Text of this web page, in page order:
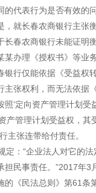
的代表行为是否有效的
，就长春农商银行主张
长春农商银行未能证明
某办理《授权书》等业
银行仅能依据《受益权
主张权利，而无法依据
照‘定向资产管理计划受
产管理计划受益权，其
主张连带给付责任。
定：“企业法人对它的
担民事责任。”2017年3
的《民法总则》第61条